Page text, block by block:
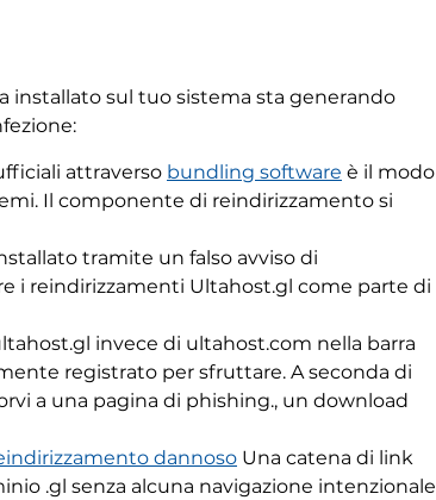
installato sul tuo sistema sta generando
attraverso bundling software è il modo
Il componente di reindirizzamento si
tramite un falso avviso di
i reindirizzamenti Ultahost.gl come parte di
invece di ultahost.com nella barra
registrato per sfruttare. A seconda di
a una pagina di phishing., un download
dannoso Una catena di link
.gl senza alcuna navigazione intenzionale